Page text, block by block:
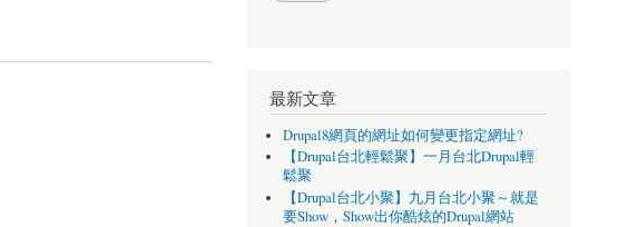
最新文章
Drupal8網頁的網址如何變更指定網址?
【Drupal台北輕鬆聚】一月台北Drupal輕
鬆聚
【Drupal台北小聚】九月台北小聚～就是
要Show，Show出你酷炫的Drupal網站